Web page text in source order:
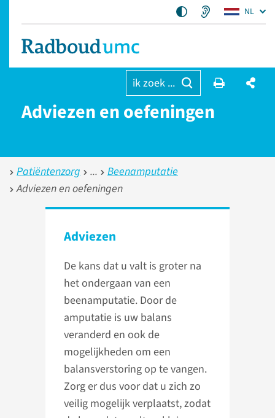
NL
ik zoek ...
Adviezen en oefeningen
Patiëntenzorg
Beenamputatie
Adviezen en oefeningen
Adviezen
De kans dat u valt is groter na
het ondergaan van een
beenamputatie. Door de
amputatie is uw balans
veranderd en ook de
mogelijkheden om een
balansverstoring op te vangen.
Zorg er dus voor dat u zich zo
veilig mogelijk verplaatst, zodat